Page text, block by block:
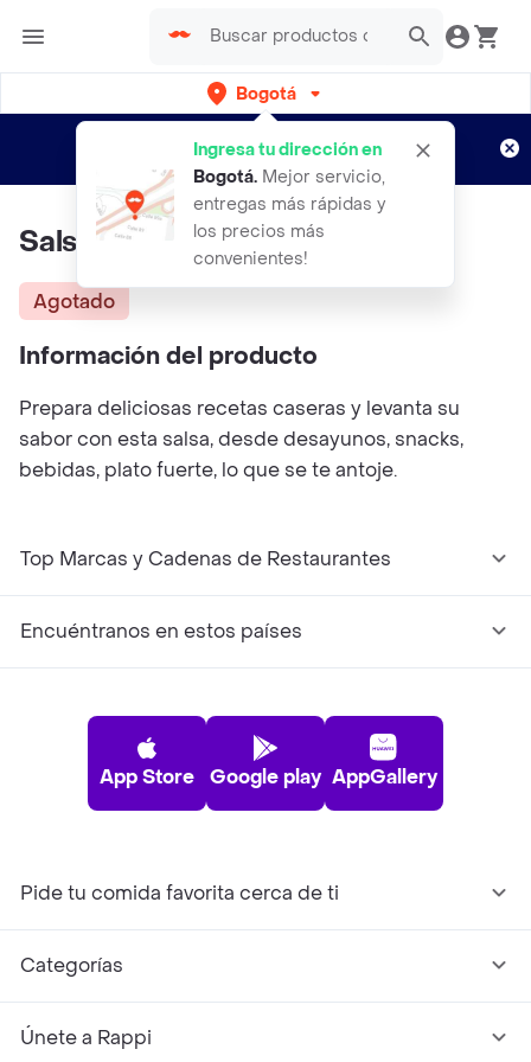
Bogotá
Ingresa tu dirección en
Bogotá. Mejor servicio,
entregas más rápidas y
los precios más
convenientes!
envíos gratis por semanas
Aplican TyC
Salsa Tabasco Olimpica
Agotado
Información del producto
Prepara deliciosas recetas caseras y levanta su
sabor con esta salsa, desde desayunos, snacks,
bebidas, plato fuerte, lo que se te antoje.
Top Marcas y Cadenas de Restaurantes
Encuéntranos en estos países
App Store Google play AppGallery
Pide tu comida favorita cerca de ti
Categorías
Únete a Rappi